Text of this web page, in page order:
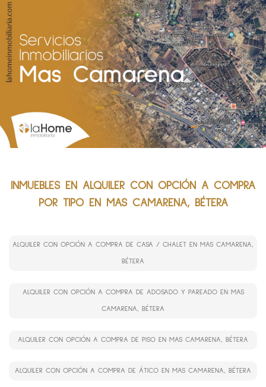
INMUEBLES EN ALQUILER CON OPCIÓN A COMPRA
POR TIPO EN MAS CAMARENA, BÉTERA
ALQUILER CON OPCIÓN A COMPRA DE CASA / CHALET EN MAS CAMARENA,
BÉTERA
ALQUILER CON OPCIÓN A COMPRA DE ADOSADO Y PAREADO EN MAS
CAMARENA, BÉTERA
ALQUILER CON OPCIÓN A COMPRA DE PISO EN MAS CAMARENA, BÉTERA
ALQUILER CON OPCIÓN A COMPRA DE ÁTICO EN MAS CAMARENA, BÉTERA